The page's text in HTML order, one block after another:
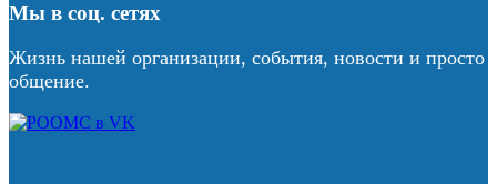
Мы в соц. сетях
Жизнь нашей организации, события, новости и просто
общение.